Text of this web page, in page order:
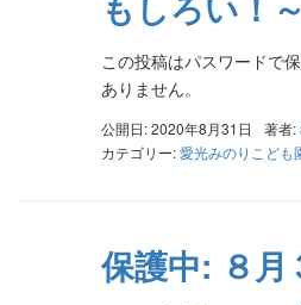
この投稿はパスワードで
ありません。
公開日: 2020年8月31日 著者:
カテゴリー:愛光みのりこども
保護中: ８月